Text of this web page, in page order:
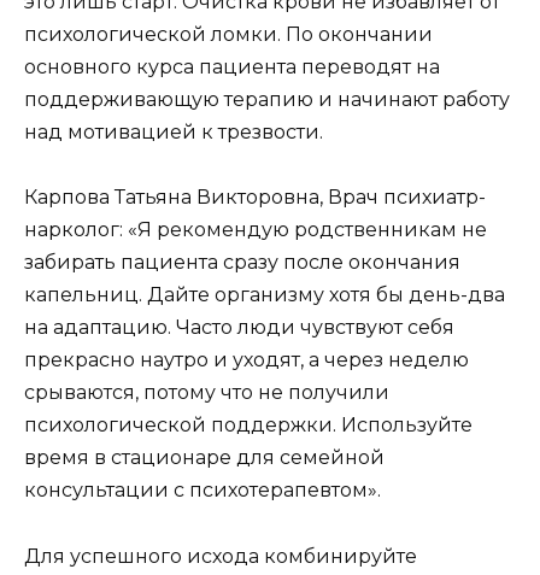
психологической ломки. По окончании
основного курса пациента переводят на
поддерживающую терапию и начинают работу
над мотивацией к трезвости.
Карпова Татьяна Викторовна, Врач психиатр-
нарколог: «Я рекомендую родственникам не
забирать пациента сразу после окончания
капельниц. Дайте организму хотя бы день-два
на адаптацию. Часто люди чувствуют себя
прекрасно наутро и уходят, а через неделю
срываются, потому что не получили
психологической поддержки. Используйте
время в стационаре для семейной
консультации с психотерапевтом».
Для успешного исхода комбинируйте